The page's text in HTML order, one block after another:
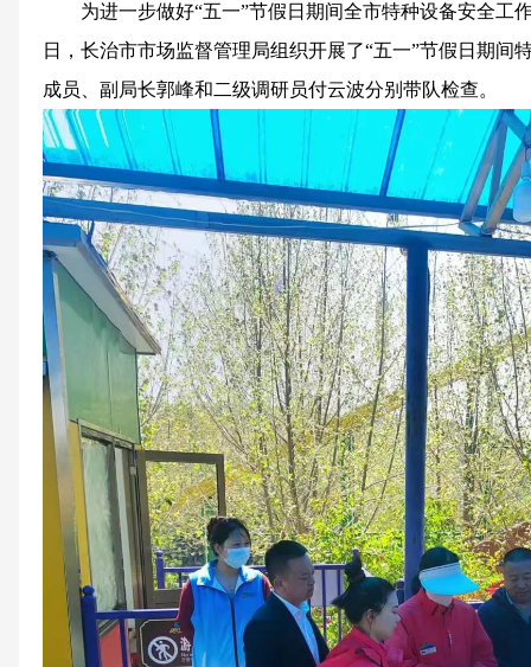
为进一步做好“五一”节假日期间全市特种设备安全工
日，长治市市场监督管理局组织开展了“五一”节假日期间
成员、副局长郭峰和二级调研员付云波分别带队检查。